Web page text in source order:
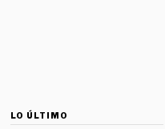
LO ÚLTIMO